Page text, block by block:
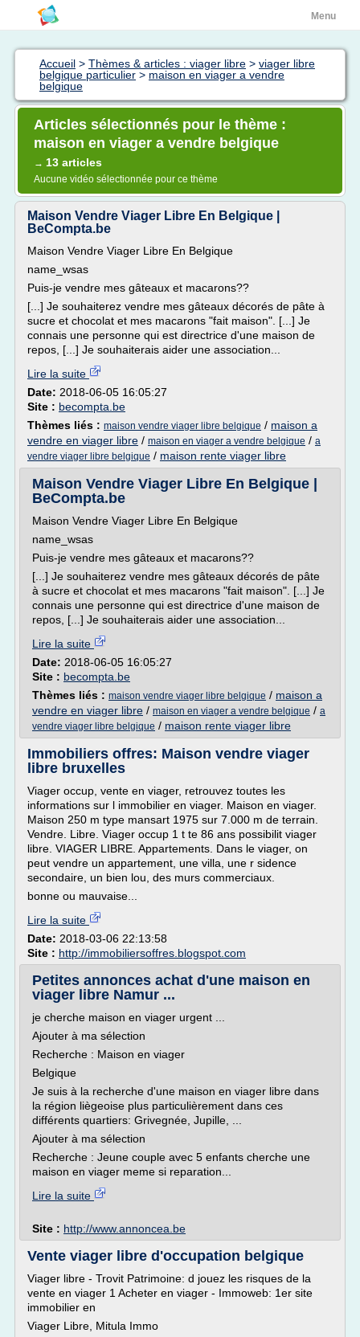
Menu
Accueil > Thèmes & articles : viager libre > viager libre
belgique particulier > maison en viager a vendre
belgique
Articles sélectionnés pour le thème :
maison en viager a vendre belgique
→ 13 articles
Aucune vidéo sélectionnée pour ce thème
Maison Vendre Viager Libre En Belgique |
BeCompta.be
Maison Vendre Viager Libre En Belgique
name_wsas
Puis-je vendre mes gâteaux et macarons??
[...] Je souhaiterez vendre mes gâteaux décorés de pâte à
sucre et chocolat et mes macarons "fait maison". [...] Je
connais une personne qui est directrice d'une maison de
repos, [...] Je souhaiterais aider une association...
Lire la suite
Date: 2018-06-05 16:05:27
Site : becompta.be
Thèmes liés : maison vendre viager libre belgique / maison a
vendre en viager libre / maison en viager a vendre belgique / a
vendre viager libre belgique / maison rente viager libre
Maison Vendre Viager Libre En Belgique |
BeCompta.be
Maison Vendre Viager Libre En Belgique
name_wsas
Puis-je vendre mes gâteaux et macarons??
[...] Je souhaiterez vendre mes gâteaux décorés de pâte
à sucre et chocolat et mes macarons "fait maison". [...] Je
connais une personne qui est directrice d'une maison de
repos, [...] Je souhaiterais aider une association...
Lire la suite
Date: 2018-06-05 16:05:27
Site : becompta.be
Thèmes liés : maison vendre viager libre belgique / maison a
vendre en viager libre / maison en viager a vendre belgique / a
vendre viager libre belgique / maison rente viager libre
Immobiliers offres: Maison vendre viager
libre bruxelles
Viager occup, vente en viager, retrouvez toutes les
informations sur l immobilier en viager. Maison en viager.
Maison 250 m type mansart 1975 sur 7.000 m de terrain.
Vendre. Libre. Viager occup 1 t te 86 ans possibilit viager
libre. VIAGER LIBRE. Appartements. Dans le viager, on
peut vendre un appartement, une villa, une r sidence
secondaire, un bien lou, des murs commerciaux.
bonne ou mauvaise...
Lire la suite
Date: 2018-03-06 22:13:58
Site : http://immobiliersoffres.blogspot.com
Petites annonces achat d'une maison en
viager libre Namur ...
je cherche maison en viager urgent ...
Ajouter à ma sélection
Recherche : Maison en viager
Belgique
Je suis à la recherche d'une maison en viager libre dans
la région liègeoise plus particulièrement dans ces
différents quartiers: Grivegnée, Jupille, ...
Ajouter à ma sélection
Recherche : Jeune couple avec 5 enfants cherche une
maison en viager meme si reparation...
Lire la suite
Site : http://www.annoncea.be
Vente viager libre d'occupation belgique
Viager libre - Trovit Patrimoine: d jouez les risques de la
vente en viager 1 Acheter en viager - Immoweb: 1er site
immobilier en
Viager Libre, Mitula Immo